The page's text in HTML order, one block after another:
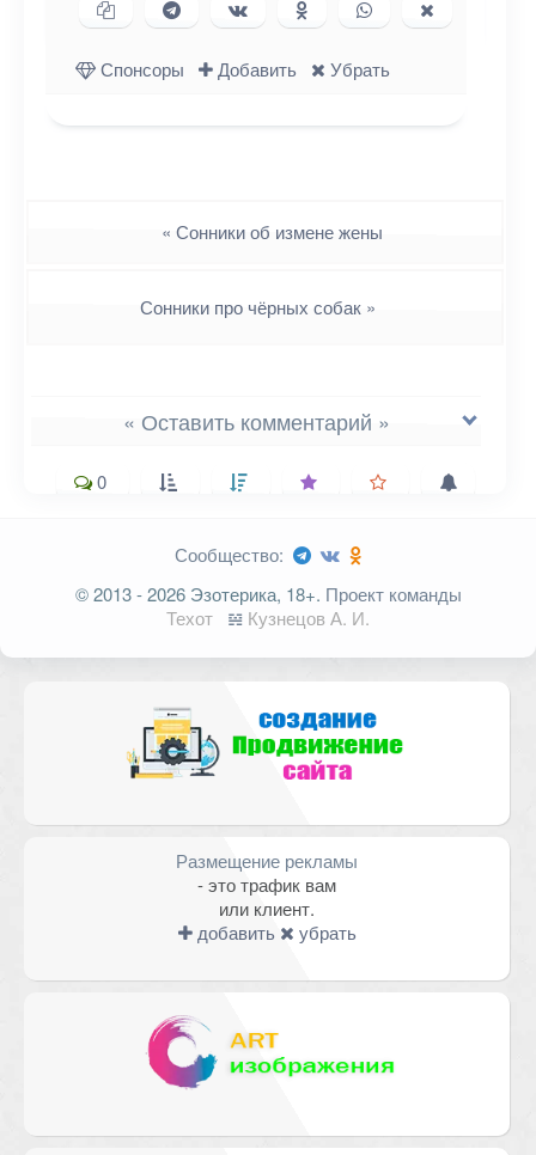
Копировать ссылку
Поделиться в Telegram
Поделиться ВКонтакте
Поделиться в
Одноклассниках
Поделиться в
WhatsApp
в X (Twitter)
Спонсоры
Добавить Убрать
« Сонники об измене жены
Сонники про чёрных собак »
« Оставить комментарий »
Ваш адрес email не будет
опубликован.
Обязательные поля
Комментарий
Email *
0
Сообщество:
© 2013 - 2026 Эзотерика, 18+. Проект команды
Техот
𝌴 Кузнецов А. И.
Размещение рекламы
- это трафик вам
или клиент.
добавить
убрать